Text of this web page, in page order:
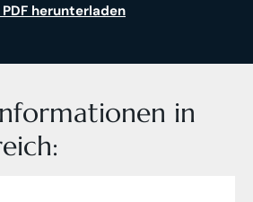
herunterladen
in